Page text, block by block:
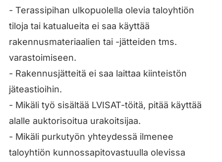
- Terassipihan ulkopuolella olevia taloyhtiön
tiloja tai katualueita ei saa käyttää
rakennusmateriaalien tai -jätteiden tms.
varastoimiseen.
- Rakennusjätteitä ei saa laittaa kiinteistön
jäteastioihin.
- Mikäli työ sisältää LVISAT-töitä, pitää käyttää
alalle auktorisoitua urakoitsijaa.
- Mikäli purkutyön yhteydessä ilmenee
taloyhtiön kunnossapitovastuulla olevissa